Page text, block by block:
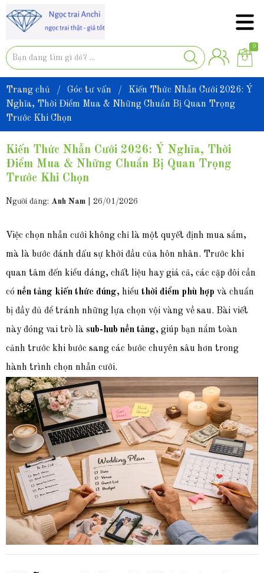
0
Trang chủ / Góc tư vấn /
Kiến Thức Nhẫn Cưới 2026: Ý
Nghĩa, Thời Điểm Mua & Những Chuẩn Bị Quan Trọng
Trước Khi Chọn
Kiến Thức Nhẫn Cưới 2026: Ý Nghĩa, Thời
Điểm Mua & Những Chuẩn Bị Quan Trọng
Trước Khi Chọn
Người đăng: Anh Nam 26/01/2026
Việc chọn nhẫn cưới không chỉ là một quyết định mua sắm,
mà là bước đánh dấu sự khởi đầu của hôn nhân. Trước khi
quan tâm đến kiểu dáng, chất liệu hay giá cả, các cặp đôi cần
có nền tảng kiến thức đúng, hiểu thời điểm phù hợp và chuẩn
bị đầy đủ để tránh những lựa chọn vội vàng về sau. Bài viết
này đóng vai trò là sub-hub nền tảng, giúp bạn nắm toàn
cảnh trước khi bước sang các bước chuyên sâu hơn trong
hành trình chọn nhẫn cưới.